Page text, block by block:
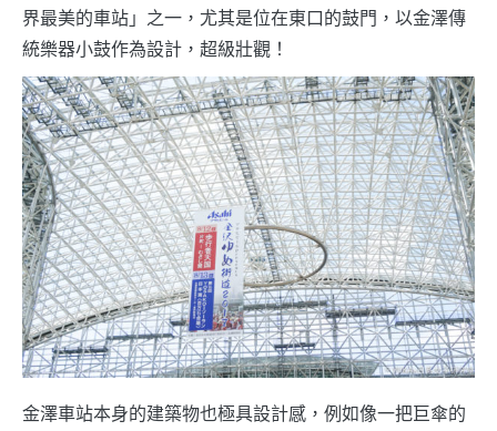
界最美的車站」之一，尤其是位在東口的鼓門，以金澤傳
統樂器小鼓作為設計，超級壯觀！
金澤車站本身的建築物也極具設計感，例如像一把巨傘的